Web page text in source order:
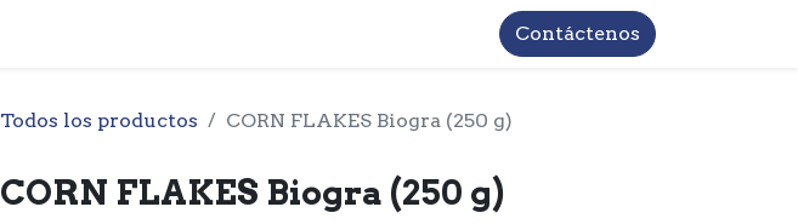
INFORMACIÓN BASICA LOPD
Contáctenos
Todos los productos CORN FLAKES Biogra (250 g)
CORN FLAKES Biogra (250 g)